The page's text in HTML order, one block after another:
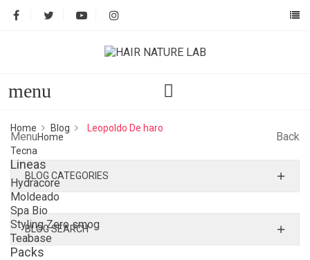
menu
Menu Back
Home
Tecna
Lineas
Hydracore
Moldeado
Spa Bio
Styling Zero smog
Teabase
Packs
Home Blog Leopoldo De haro
BLOG CATEGORIES
BLOG SEARCH